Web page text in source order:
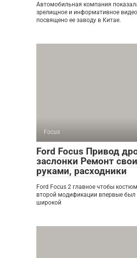
Автомобильная компания
зрелищное и информативное
посвящено ее заводу в Китае.
Focus
Ford Focus Привод
заслонки Ремонт
руками, расходники
Ford Focus 2 главное чтобы
второй модификации впервые был
широкой